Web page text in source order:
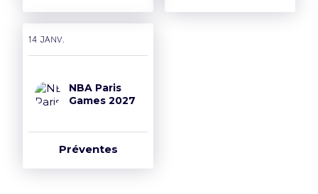
14 janv.
NBA Paris
Games 2027
Préventes